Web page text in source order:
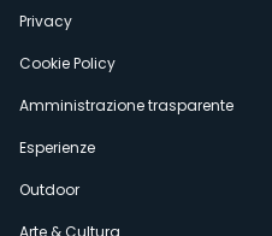
Privacy
Cookie Policy
Amministrazione trasparente
Esperienze
Outdoor
Arte & Cultura